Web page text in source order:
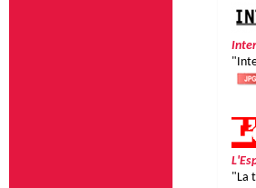
"La